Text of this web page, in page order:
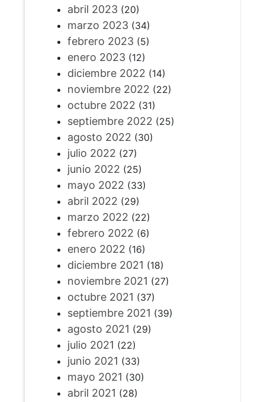
abril 2023(20)
marzo 2023(34)
febrero 2023(5)
enero 2023(12)
diciembre 2022 (14)
noviembre 2022 (22)
octubre 2022 (31)
septiembre 2022 (25)
agosto 2022 (30)
julio 2022 (27)
junio 2022 (25)
mayo 2022 (33)
abril 2022 (29)
marzo 2022 (22)
febrero 2022 (6)
enero 2022 (16)
diciembre 2021 (18)
noviembre 2021 (27)
octubre 2021 (37)
septiembre 2021 (39)
agosto 2021 (29)
julio 2021 (22)
junio 2021 (33)
mayo 2021 (30)
abril 2021 (28)